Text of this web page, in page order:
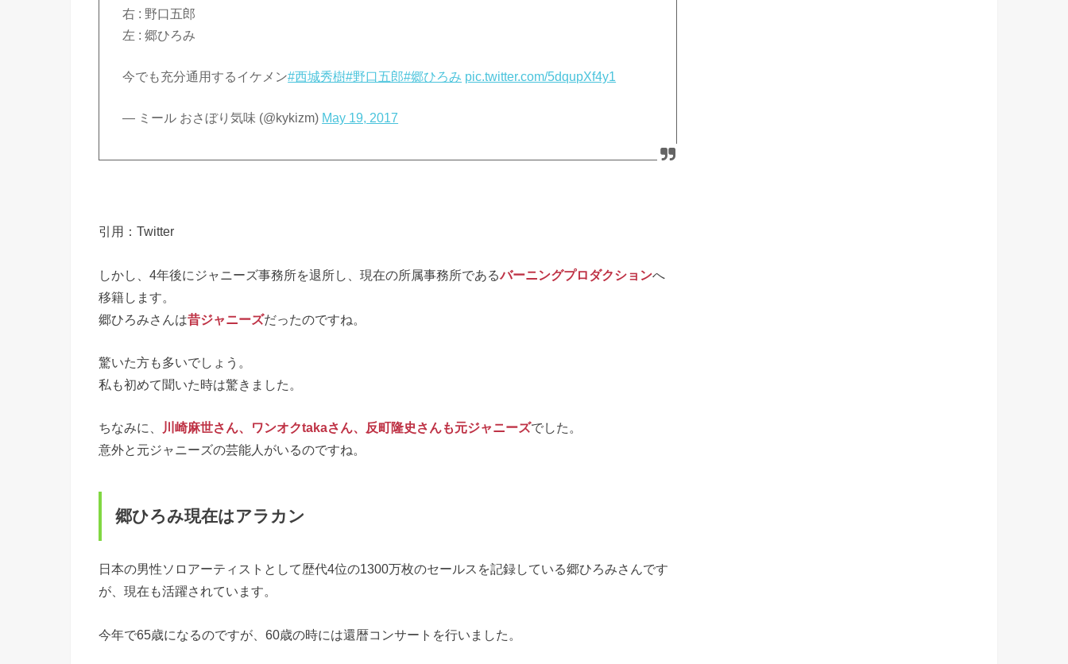
右 : 野口五郎
左 : 郷ひろみ
今でも充分通用するイケメン#西城秀樹#野口五郎#郷ひろみ pic.twitter.com/5dqupXf4y1
— ミール おさぼり気味 (@kykizm) May 19, 2017
引用：Twitter
しかし、4年後にジャニーズ事務所を退所し、現在の所属事務所であるバーニングプロダクションへ
移籍します。
郷ひろみさんは昔ジャニーズだったのですね。
驚いた方も多いでしょう。
私も初めて聞いた時は驚きました。
ちなみに、 川崎麻世さん、ワンオクtakaさん、反町隆史さんも元ジャニーズでした。
意外と元ジャニーズの芸能人がいるのですね。
郷ひろみ現在はアラカン
日本の男性ソロアーティストとして歴代4位の1300万枚のセールスを記録している郷ひろみさんです
が、現在も活躍されています。
今年で65歳になるのですが、60歳の時には還暦コンサートを行いました。